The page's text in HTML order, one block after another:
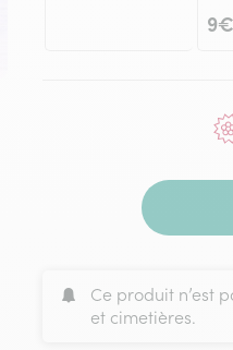
9€
Ce produit n’est
et cimetières.